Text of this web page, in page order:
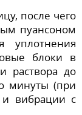
после чего
пуансоном
уплотнения
блоки в
раствора до
минуты (при
и вибрации с